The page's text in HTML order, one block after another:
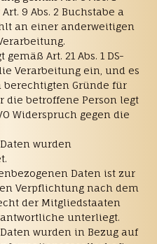
9 Abs. 2 Buchstabe a
an einer anderweitigen
Art. 21 Abs. 1 DS-
Verarbeitung ein, und es
Gründe für
die betroffene Person legt
Widerspruch gegen die
wurden
Daten ist zur
Verpflichtung nach dem
der Mitgliedstaaten
unterliegt.
wurden in Bezug auf